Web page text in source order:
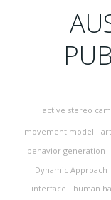
active stereo
movement model
behavior generation
Dynamic Approach
interface
human